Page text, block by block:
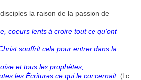
la raison de la passion de
coeurs lents à croire tout ce qu’ont
souffrit cela pour entrer dans la
et tous les prophètes,
les Écritures ce qui le concernait (Lc